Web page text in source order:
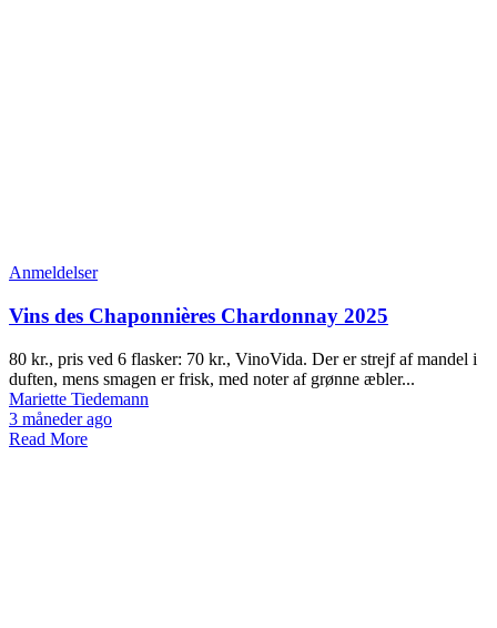
Anmeldelser
Vins des Chaponnières Chardonnay 2025
80 kr., pris ved 6 flasker: 70 kr., VinoVida. Der er strejf af mandel i
duften, mens smagen er frisk, med noter af grønne æbler...
Mariette Tiedemann
3 måneder ago
Read More